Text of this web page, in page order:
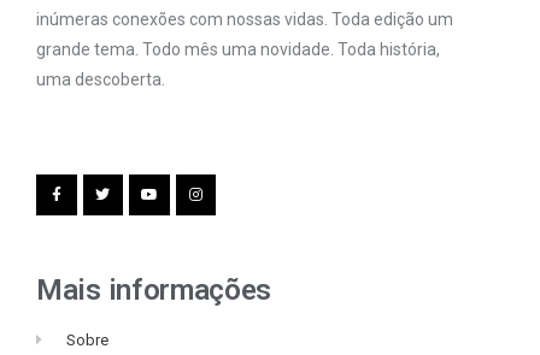
inúmeras conexões com nossas vidas. Toda edição um
grande tema. Todo mês uma novidade. Toda história,
uma descoberta.
Mais informações
Sobre